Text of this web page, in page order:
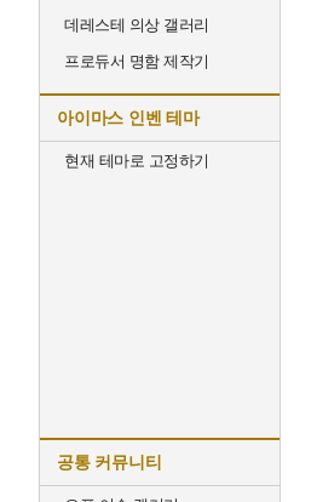
데레스테 의상 갤러리
프로듀서 명함 제작기
아이마스 인벤 테마
현재 테마로 고정하기
공통 커뮤니티